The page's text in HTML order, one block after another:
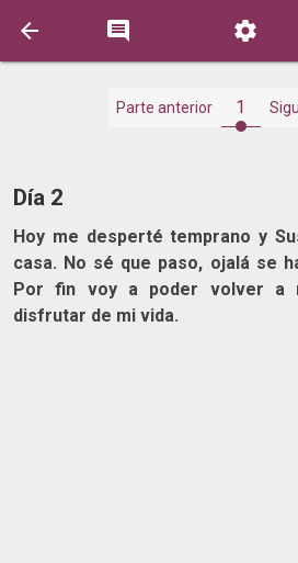
  
Parte anterior 1
Día 2
Hoy me desperté temprano y
casa. No sé que paso, ojalá se
Por fin voy a poder volver a
disfrutar de mi vida.